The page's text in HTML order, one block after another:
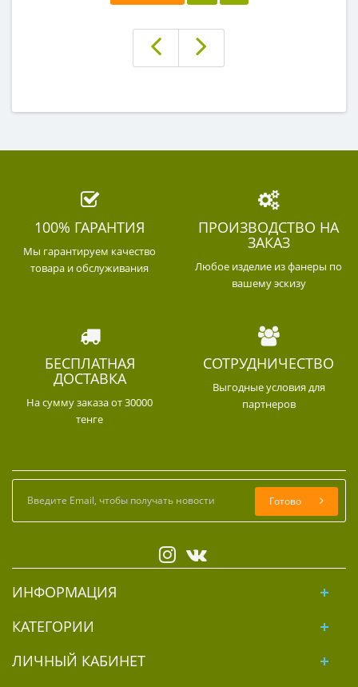
100% ГАРАНТИЯ
Мы гарантируем качество
товара и обслуживания
ПРОИЗВОДСТВО НА
ЗАКАЗ
Любое изделие из фанеры по
вашему эскизу
БЕСПЛАТНАЯ
ДОСТАВКА
На сумму заказа от 30000
тенге
СОТРУДНИЧЕСТВО
Выгодные условия для
партнеров
Готово
ИНФОРМАЦИЯ
КАТЕГОРИИ
ЛИЧНЫЙ КАБИНЕТ